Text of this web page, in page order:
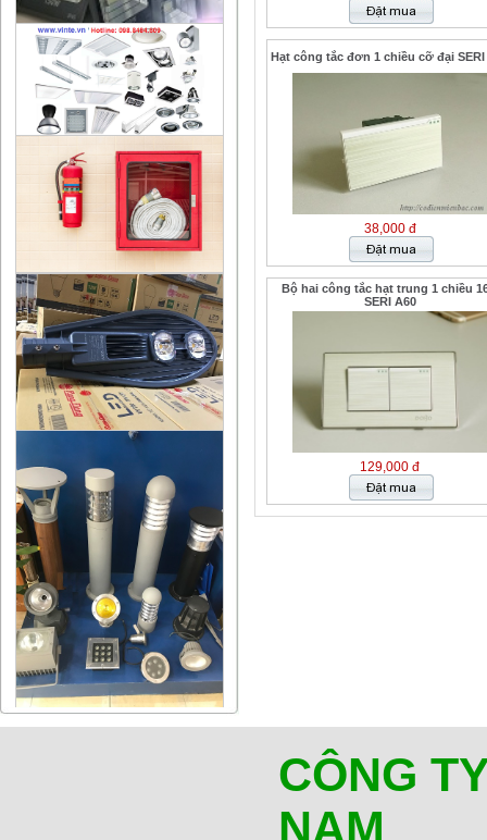
Hạt công tắc đơn 1 chiều cỡ đại SERI
38,000 đ
Bộ hai công tắc hạt trung 1 chiều
SERI A60
129,000 đ
CÔNG
NAM